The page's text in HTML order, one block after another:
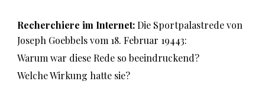
Recherchiere im Internet:Die Sportpalastrede von
Joseph Goebbels vom 18. Februar 19443:
Warum war diese Rede so beeindruckend?
Welche Wirkung hatte sie?